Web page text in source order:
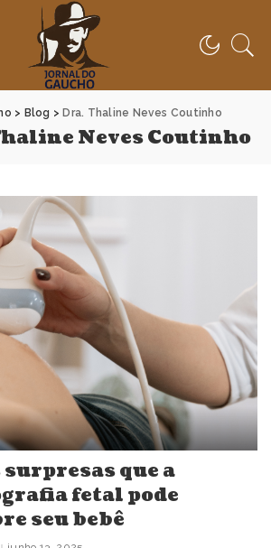
> Blog > Dra. Thaline Neves Coutinho
Neves Coutinho
surpresas que a
fetal pode
seu bebê